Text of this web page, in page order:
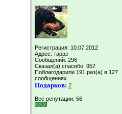
Регистрация: 10.07.2012
Адрес: тараз
Сообщений: 296
Сказал(а) спасибо: 957
Поблагодарили 191 раз(а) в 127
сообщениях
Подарков: 2
Вес репутации: 56